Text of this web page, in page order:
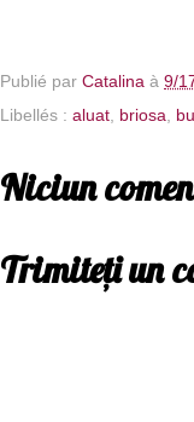
Publié par Catalina à 9/
Libellés : aluat briosa
Niciun
Trimiteți un